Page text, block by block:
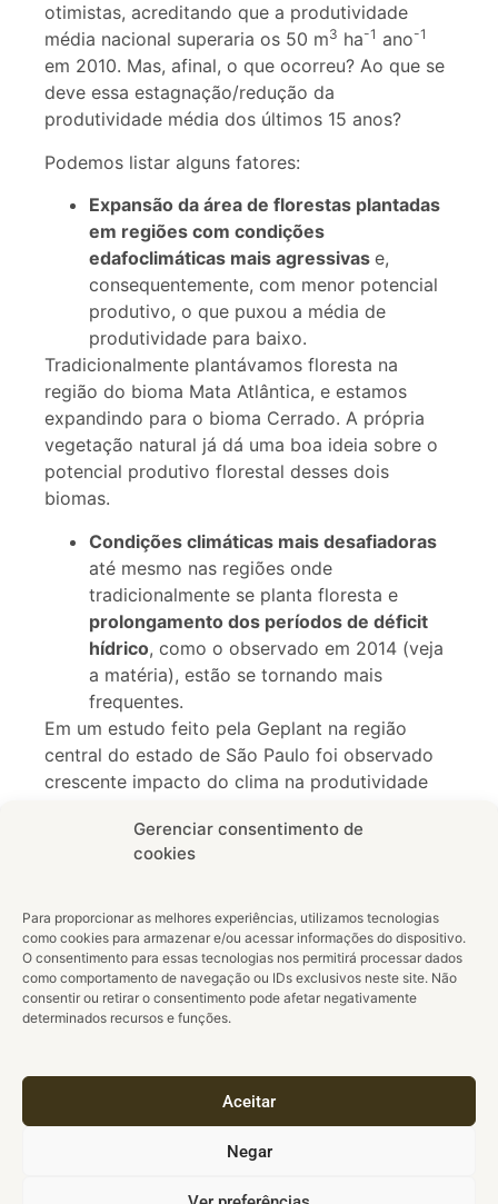
Gerenciar consentimento de
cookies
Para proporcionar as melhores experiências, utilizamos tecnologias
como cookies para armazenar e/ou acessar informações do dispositivo.
O consentimento para essas tecnologias nos permitirá processar dados
como comportamento de navegação ou IDs exclusivos neste site. Não
consentir ou retirar o consentimento pode afetar negativamente
determinados recursos e funções.
Aceitar
Negar
otimistas, acreditando que a produtividade
média nacional superaria os 50 m3 ha-1 ano-1
em 2010. Mas, afinal, o que ocorreu? Ao que se
deve essa estagnação/redução da
produtividade média dos últimos 15 anos?
Podemos listar alguns fatores:
Expansão da área de florestas plantadas
em regiões com condições
edafoclimáticas mais agressivas e,
consequentemente, com menor potencial
produtivo, o que puxou a média de
produtividade para baixo.
Tradicionalmente plantávamos floresta na
região do bioma Mata Atlântica, e estamos
expandindo para o bioma Cerrado. A própria
vegetação natural já dá uma boa ideia sobre o
potencial produtivo florestal desses dois
biomas.
Condições climáticas mais desafiadoras
até mesmo nas regiões onde
tradicionalmente se planta floresta e
prolongamento dos períodos de déficit
hídrico, como o observado em 2014 (veja
a matéria), estão se tornando mais
frequentes.
Em um estudo feito pela Geplant na região
central do estado de São Paulo foi observado
crescente impacto do clima na produtividade
volume de madeira para os plantios realizados
em 2012 para -25 % em 2018.
ataque de pragas e surgimento de novas
pragas, que tem causado grandes
prejuízos em termos de produtividade.
Mas como saber se o manejo adotado garante
atual de produtividade? Como isolar o efeito do
impacto causado por pragas e doenças? Como